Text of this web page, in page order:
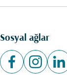
Sosyal ağlar